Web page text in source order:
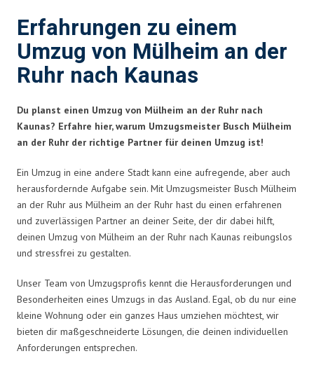
Erfahrungen zu einem
Umzug von Mülheim an der
Ruhr nach Kaunas
Du planst einen Umzug von Mülheim an der Ruhr nach
Kaunas? Erfahre hier, warum Umzugsmeister Busch Mülheim
an der Ruhr der richtige Partner für deinen Umzug ist!
Ein Umzug in eine andere Stadt kann eine aufregende, aber auch
herausfordernde Aufgabe sein. Mit Umzugsmeister Busch Mülheim
an der Ruhr aus Mülheim an der Ruhr hast du einen erfahrenen
und zuverlässigen Partner an deiner Seite, der dir dabei hilft,
deinen Umzug von Mülheim an der Ruhr nach Kaunas reibungslos
und stressfrei zu gestalten.
Unser Team von Umzugsprofis kennt die Herausforderungen und
Besonderheiten eines Umzugs in das Ausland. Egal, ob du nur eine
kleine Wohnung oder ein ganzes Haus umziehen möchtest, wir
bieten dir maßgeschneiderte Lösungen, die deinen individuellen
Anforderungen entsprechen.